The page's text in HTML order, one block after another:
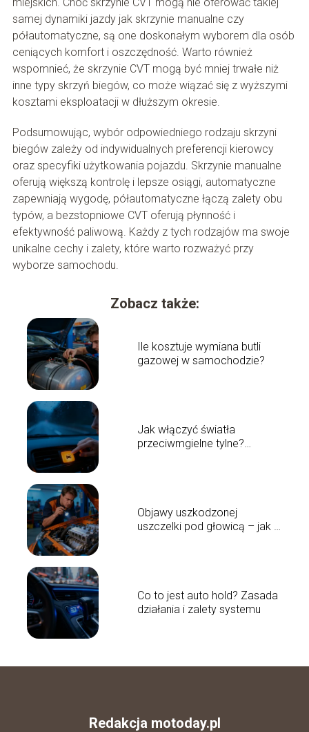
samej dynamiki jazdy jak skrzynie manualne czy
półautomatyczne, są one doskonałym wyborem dla osób
ceniących komfort i oszczędność. Warto również
wspomnieć, że skrzynie CVT mogą być mniej trwałe niż
inne typy skrzyń biegów, co może wiązać się z wyższymi
kosztami eksploatacji w dłuższym okresie.
Podsumowując, wybór odpowiedniego rodzaju skrzyni
biegów zależy od indywidualnych preferencji kierowcy
oraz specyfiki użytkowania pojazdu. Skrzynie manualne
oferują większą kontrolę i lepsze osiągi, automatyczne
zapewniają wygodę, półautomatyczne łączą zalety obu
typów, a bezstopniowe CVT oferują płynność i
efektywność paliwową. Każdy z tych rodzajów ma swoje
unikalne cechy i zalety, które warto rozważyć przy
wyborze samochodu.
Zobacz także:
Ile kosztuje wymiana butli
gazowej w samochodzie?
Jak włączyć światła
przeciwmgielne tylne?
Objawy uszkodzonej
uszczelki pod głowicą – jak je
Co to jest auto hold? Zasada
działania i zalety systemu
Redakcja motoday.pl